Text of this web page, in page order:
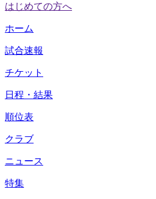
はじめての方へ
ホーム
試合速報
チケット
日程・結果
順位表
クラブ
ニュース
特集